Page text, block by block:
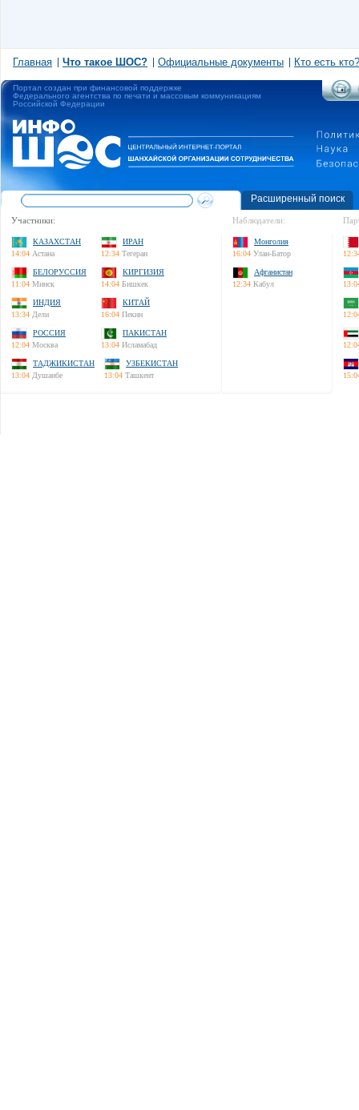
Главная Что такое ШОС? Официальные документы Кто есть кто?
Портал создан при финансовой поддержке
Федерального агентства по печати и массовым коммуникациям
Российской Федерации
Расширенный поиск
Участники:
КАЗАХСТАН
14:04 Астана
ИРАН
12:34 Тегеран
БЕЛОРУССИЯ
11:04 Минск
КИРГИЗИЯ
14:04 Бишкек
ИНДИЯ
13:34 Дели
КИТАЙ
16:04 Пекин
РОССИЯ
12:04 Москва
ПАКИСТАН
13:04 Исламабад
ТАДЖИКИСТАН
13:04 Душанбе
УЗБЕКИСТАН
13:04 Ташкент
Наблюдатели:
Монголия
16:04 Улан-Батор
Афганистан
12:34 Кабул